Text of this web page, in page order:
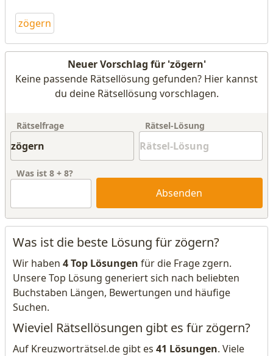
zögern
Neuer Vorschlag für 'zögern'
Keine passende Rätsellösung gefunden? Hier kannst
du deine Rätsellösung vorschlagen.
Rätselfrage Rätsel-Lösung
Was ist 8 + 8?
Absenden
Was ist die beste Lösung für zögern?
Wir haben 4 Top Lösungen für die Frage zgern.
Unsere Top Lösung generiert sich nach beliebten
Buchstaben Längen, Bewertungen und häufige
Suchen.
Wieviel Rätsellösungen gibt es für zögern?
Auf Kreuzworträtsel.de gibt es 41 Lösungen. Viele